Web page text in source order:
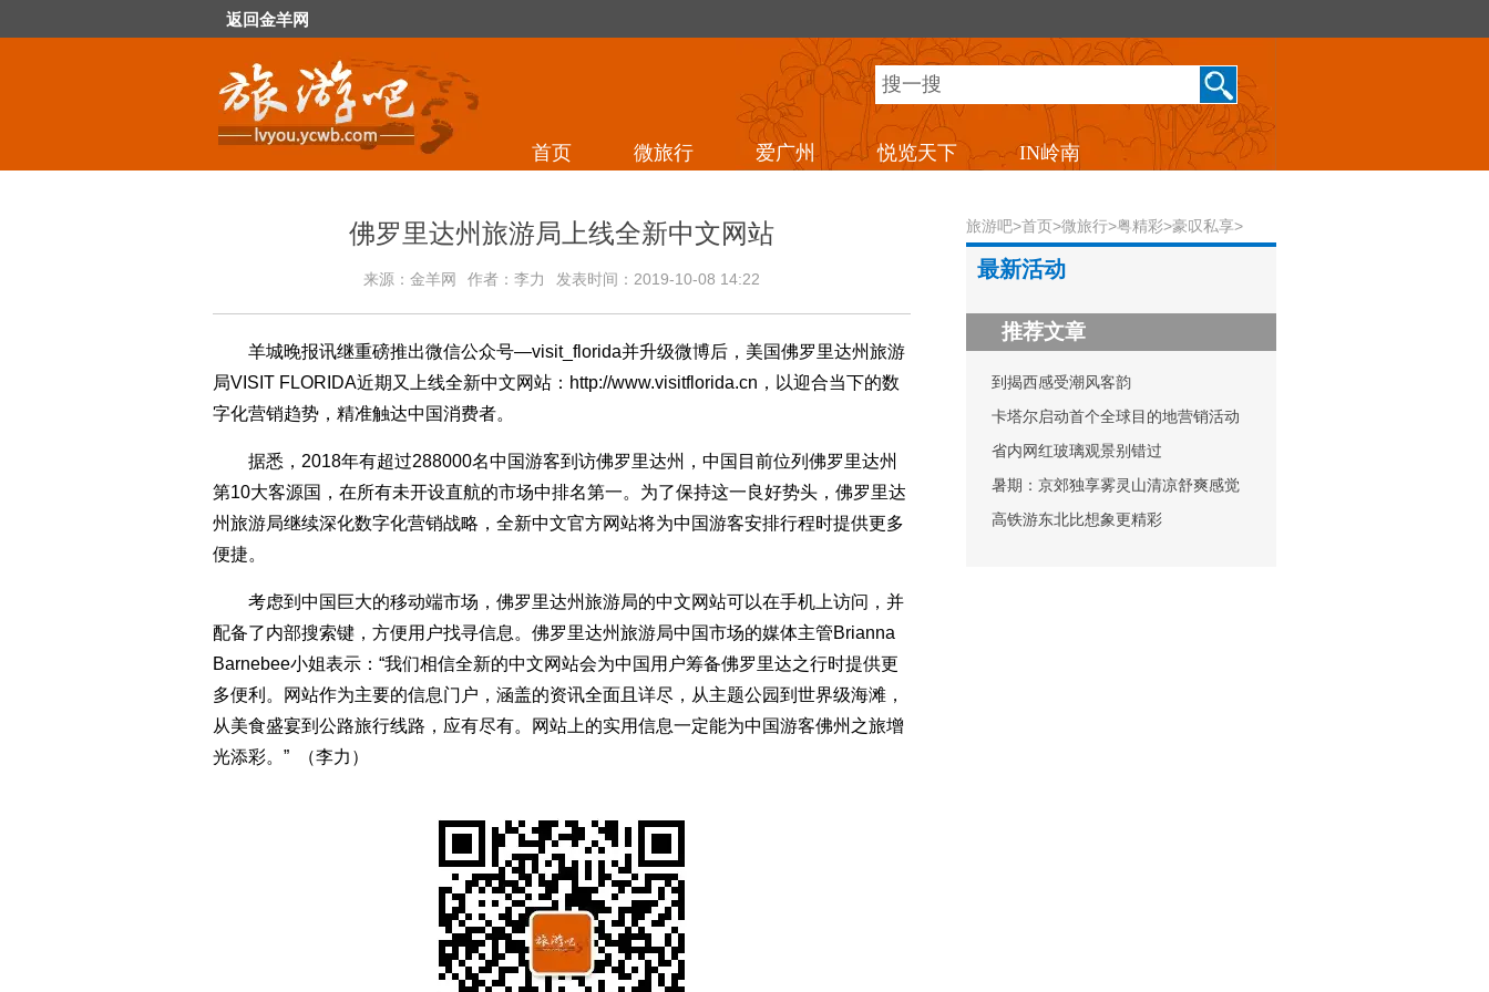
返回金羊网
首页 微旅行 爱广州 悦览天下 IN岭南
佛罗里达州旅游局上线全新中文网站
来源：金羊网 作者： 李力 发表时间：2019-10-08 14:22
羊城晚报讯继重磅推出微信公众号—visit_florida并升级微博后，美国佛罗里达州旅游
局VISIT FLORIDA近期又上线全新中文网站：http://www.visitflorida.cn，以迎合当下的数
字化营销趋势，精准触达中国消费者。
据悉，2018年有超过288000名中国游客到访佛罗里达州，中国目前位列佛罗里达州
第10大客源国，在所有未开设直航的市场中排名第一。为了保持这一良好势头，佛罗里达
州旅游局继续深化数字化营销战略，全新中文官方网站将为中国游客安排行程时提供更多
便捷。
考虑到中国巨大的移动端市场，佛罗里达州旅游局的中文网站可以在手机上访问，并
配备了内部搜索键，方便用户找寻信息。佛罗里达州旅游局中国市场的媒体主管Brianna
Barnebee小姐表示：“我们相信全新的中文网站会为中国用户筹备佛罗里达之行时提供更
多便利。网站作为主要的信息门户，涵盖的资讯全面且详尽，从主题公园到世界级海滩，
从美食盛宴到公路旅行线路，应有尽有。网站上的实用信息一定能为中国游客佛州之旅增
光添彩。” （李力）
旅游吧>首页>微旅行>粤精彩>豪叹私享>
最新活动
推荐文章
到揭西感受潮风客韵
卡塔尔启动首个全球目的地营销活动
省内网红玻璃观景别错过
暑期：京郊独享雾灵山清凉舒爽感觉
高铁游东北比想象更精彩